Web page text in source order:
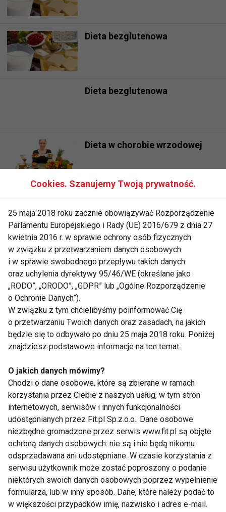
Dieta bezglutenowa
Dieta bezglutenowa
Dieta w chorobie wrzodowej
Dieta niskocholesterolowa
Dieta antyrakowa
Dieta a Alzheimer
Dieta przeciwtrądzikowa
Cookies. Szanujemy Twoją prywatność.
25 maja 2018 roku zacznie obowiązywać Rozporządzenie
Parlamentu Europejskiego i Rady (UE) 2016/679 z dnia 27
kwietnia 2016 r. w sprawie ochrony osób fizycznych
w związku z przetwarzaniem danych osobowych
i w sprawie swobodnego przepływu takich danych
oraz uchylenia dyrektywy 95/46/WE (określane jako
„RODO”, „ORODO”, „GDPR” lub „Ogólne Rozporządzenie
o Ochronie Danych”).
W związku z tym chcielibyśmy poinformować Cię
o przetwarzaniu Twoich danych oraz zasadach, na jakich
będzie się to odbywało po dniu 25 maja 2018 roku. Poniżej
znajdziesz podstawowe informacje na ten temat.
O jakich danych mówimy?
Chodzi o dane osobowe, które są zbierane w ramach
korzystania przez Ciebie z naszych usług, w tym stron
internetowych, serwisów i innych funkcjonalności
udostępnianych przez Fit.pl Sp.z.o.o.. Dane osobowe
niezbędne gromadzone przez serwis www.fit.pl są objęte
ochroną danych osobowych: nie są i nie będą nikomu
odsprzedawana ani udostępniane. W czasie korzystania z
serwisu użytkownik może zostać poproszony o podanie
niektórych swoich danych osobowych poprzez wypełnienie
formularza, lub w inny sposób. Dane, które należy podać to
w większości przypadków imię, nazwisko i adres e-mail.